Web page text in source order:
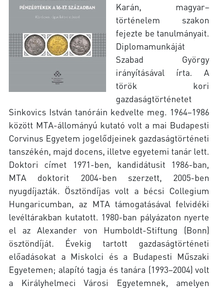
Karán, magyar–
történelem szakon
fejezte be tanulmányait.
Diplomamunkáját
Szabad György
irányításával írta. A
török kori
gazdaságtörténetet
Sinkovics István tanóráin kedvelte meg. 1964–1986
között MTA-állományú kutató volt a mai Budapesti
Corvinus Egyetem jogelődjeinek gazdaságtörténeti
tanszékén, majd docens, illetve egyetemi tanár lett.
Doktori címet 1971-ben, kandidátusit 1986-ban,
MTA doktorit 2004-ben szerzett, 2005-ben
nyugdíjazták. Ösztöndíjas volt a bécsi Collegium
Hungaricumban, az MTA támogatásával felvidéki
levéltárakban kutatott. 1980-ban pályázaton nyerte
el az Alexander von Humboldt-Stiftung (Bonn)
ösztöndíját. Évekig tartott gazdaságtörténeti
előadásokat a Miskolci és a Budapesti Műszaki
Egyetemen; alapító tagja és tanára (1993–2004) volt
a Királyhelmeci Városi Egyetemnek, amelyen